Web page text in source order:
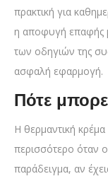
πρακτική για
η αποφυγή επαφής
των οδηγιών της
ασφαλή εφαρμογή.
Πότε
Η θερμαντική
περισσότερο όταν ο
παράδειγμα, αν